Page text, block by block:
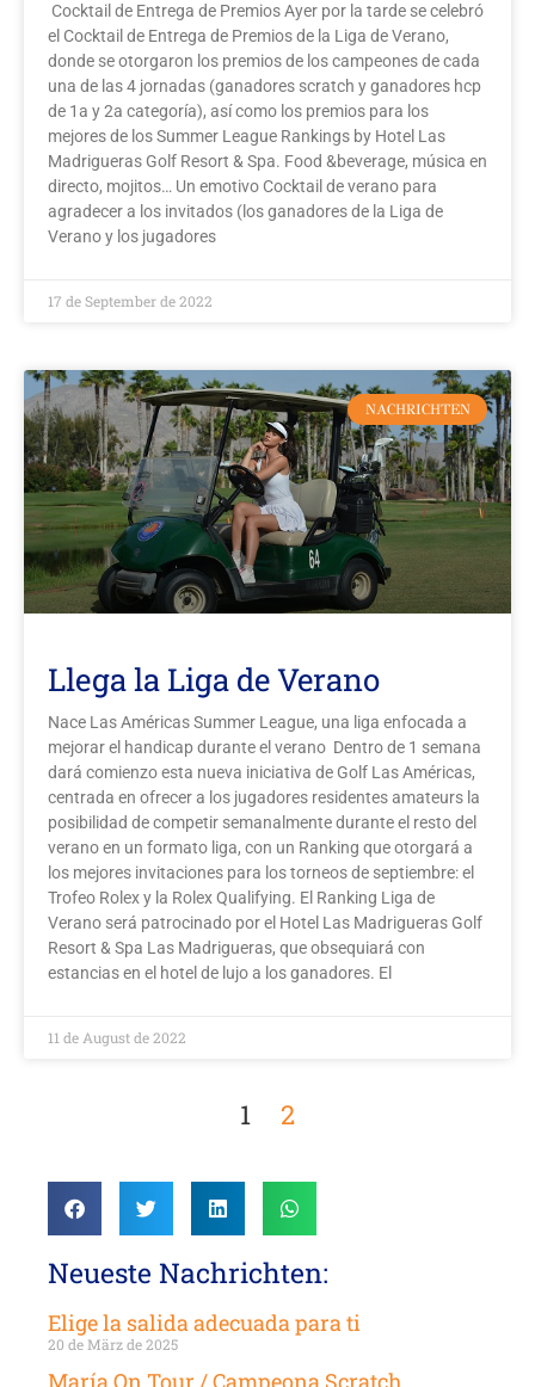
Cocktail de Entrega de Premios Ayer por la tarde se celebró
el Cocktail de Entrega de Premios de la Liga de Verano,
donde se otorgaron los premios de los campeones de cada
una de las 4 jornadas (ganadores scratch y ganadores hcp
de 1a y 2a categoría), así como los premios para los
mejores de los Summer League Rankings by Hotel Las
Madrigueras Golf Resort & Spa. Food &beverage, música en
directo, mojitos… Un emotivo Cocktail de verano para
agradecer a los invitados (los ganadores de la Liga de
Verano y los jugadores
17 de September de 2022
NACHRICHTEN
Llega la Liga de Verano
Nace Las Américas Summer League, una liga enfocada a
mejorar el handicap durante el verano Dentro de 1 semana
dará comienzo esta nueva iniciativa de Golf Las Américas,
centrada en ofrecer a los jugadores residentes amateurs la
posibilidad de competir semanalmente durante el resto del
verano en un formato liga, con un Ranking que otorgará a
los mejores invitaciones para los torneos de septiembre: el
Trofeo Rolex y la Rolex Qualifying. El Ranking Liga de
Verano será patrocinado por el Hotel Las Madrigueras Golf
Resort & Spa Las Madrigueras, que obsequiará con
estancias en el hotel de lujo a los ganadores. El
11 de August de 2022
1 2
Neueste Nachrichten:
Elige la salida adecuada para ti
20 de März de 2025
María On Tour / Campeona Scratch